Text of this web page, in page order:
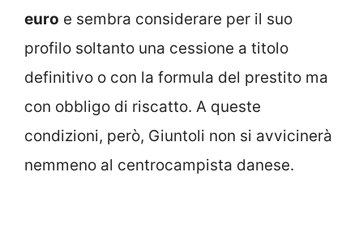
euro e sembra considerare per il suo
profilo soltanto una cessione a titolo
definitivo o con la formula del prestito ma
con obbligo di riscatto. A queste
condizioni, però, Giuntoli non si avvicinerà
nemmeno al centrocampista danese.